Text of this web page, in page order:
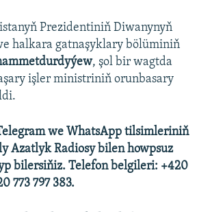
Prezidentiniň Diwanynyň
halkara gatnaşyklary bölüminiň
, şol bir wagtda
işler ministriniň orunbasary
we WhatsApp tilsimleriniň
Azatlyk Radiosy bilen howpsuz
bilersiňiz. Telefon belgileri: +420
773 797 383.